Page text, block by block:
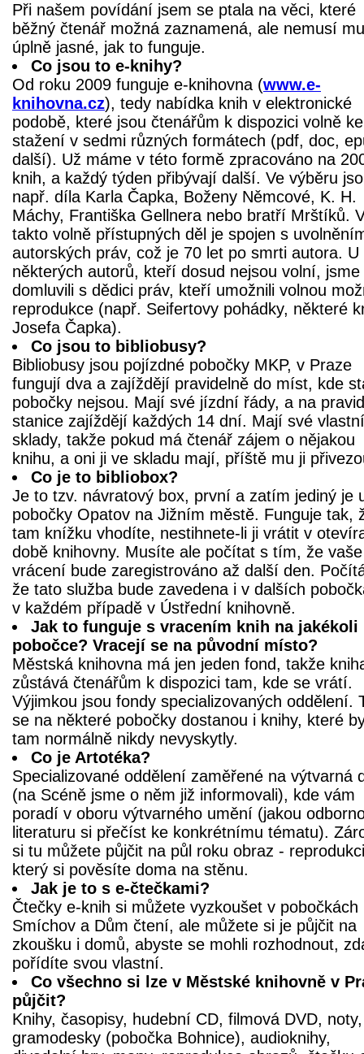
Při našem povídání jsem se ptala na věci, které
běžný čtenář možná zaznamená, ale nemusí
úplně jasné, jak to funguje.
Co jsou to e-knihy?
Od roku 2009 funguje e-knihovna (www.e-
knihovna.cz), tedy nabídka knih v elektronické
podobě, které jsou čtenářům k dispozici volně ke
stažení v sedmi různých formátech (pdf, doc,
další). Už máme v této formě zpracováno na
knih, a každý týden přibývají další. Ve výběru
např. díla Karla Čapka, Boženy Němcové, K. H.
Máchy, Františka Gellnera nebo bratří Mrštíků.
takto volně přístupných děl je spojen s
autorských práv, což je 70 let po smrti autora. U
některých autorů, kteří dosud nejsou volní, jsme
domluvili s dědici práv, kteří umožnili volnou
reprodukce (např. Seifertovy pohádky, některé
Josefa Čapka).
Co jsou to bibliobusy?
Bibliobusy jsou pojízdné pobočky MKP, v Praze
fungují dva a zajíždějí pravidelně do míst, kde
pobočky nejsou. Mají své jízdní řády, a na
stanice zajíždějí každých 14 dní. Mají své vlastní
sklady, takže pokud má čtenář zájem o nějakou
knihu, a oni ji ve skladu mají, příště mu ji
Co je to bibliobox?
Je to tzv. návratový box, první a zatím jediný je
pobočky Opatov na Jižním městě. Funguje tak,
tam knížku vhodíte, nestihnete-li ji vrátit v
době knihovny. Musíte ale počítat s tím, že vaše
vrácení bude zaregistrováno až další den.
že tato služba bude zavedena i v dalších
v každém případě v Ústřední knihovně.
Jak to funguje s vracením knih na jakékoli
pobočce? Vracejí se na původní místo?
Městská knihovna má jen jeden fond, takže
zůstává čtenářům k dispozici tam, kde se vrátí.
Výjimkou jsou fondy specializovaných oddělení.
se na některé pobočky dostanou i knihy, které
tam normálně nikdy nevyskytly.
Co je Artotéka?
Specializované oddělení zaměřené na výtvarná
(na Scéně jsme o něm již informovali), kde vám
poradí v oboru výtvarného umění (jakou
literaturu si přečíst ke konkrétnímu tématu).
si tu můžete půjčit na půl roku obraz -
který si pověsíte doma na stěnu.
Jak je to s e-čtečkami?
Čtečky e-knih si můžete vyzkoušet v pobočkách
Smíchov a Dům čtení, ale můžete si je půjčit na
zkoušku i domů, abyste se mohli rozhodnout,
pořídíte svou vlastní.
Co všechno si lze v Městské knihovně v
půjčit?
Knihy, časopisy, hudební CD, filmová DVD, noty,
gramodesky (pobočka Bohnice), audioknihy,